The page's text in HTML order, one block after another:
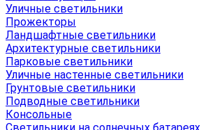
Уличные светильники
Прожекторы
Ландшафтные светильники
Архитектурные светильники
Парковые светильники
Уличные настенные светильники
Грунтовые светильники
Подводные светильники
Консольные